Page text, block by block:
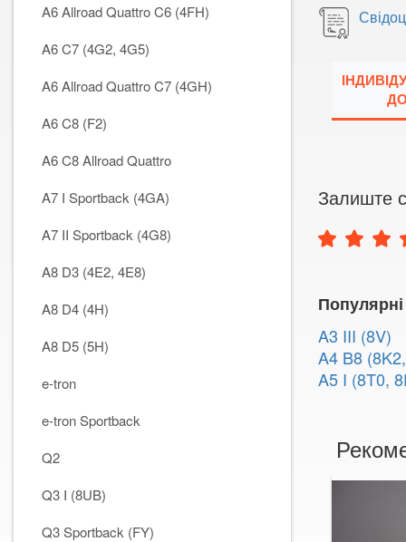
A6 Allroad Quattro C6 (4FH)
A6 C7 (4G2, 4G5)
A6 Allroad Quattro C7 (4GH)
A6 C8 (F2)
A6 C8 Allroad Quattro
A7 I Sportback (4GA)
A7 II Sportback (4G8)
A8 D3 (4E2, 4E8)
A8 D4 (4H)
A8 D5 (5H)
e-tron
e-tron Sportback
Q2
Q3 I (8UB)
Q3 Sportback (FY)
Залиште
Популярні
A3 III (8V)
A4 B8
A5 I (8T0,